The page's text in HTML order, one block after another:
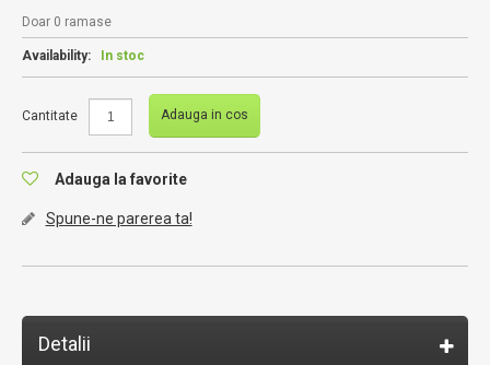
Doar 0 ramase
Availability: In stoc
Cantitate Adauga in cos
Adauga la favorite
Spune-ne parerea ta!
Detalii